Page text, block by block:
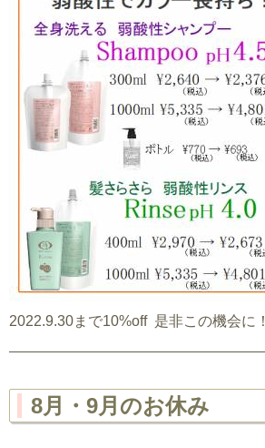
2022.9.30まで10%off 是非この機会に！
8月・9月のお休み